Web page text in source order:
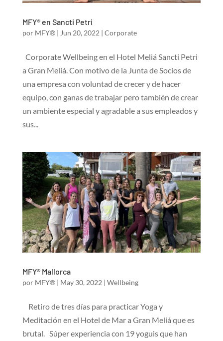
MFY® en Sancti Petri
por MFY®| Jun 20, 2022 | Corporate
Corporate Wellbeing en el Hotel Meliá Sancti Petri
a Gran Meliá. Con motivo de la Junta de Socios de
una empresa con voluntad de crecer y de hacer
equipo, con ganas de trabajar pero también de crear
un ambiente especial y agradable a sus empleados y
sus...
MFY® Mallorca
por MFY®| May 30, 2022 | Wellbeing
Retiro de tres días para practicar Yoga y
Meditación en el Hotel de Mar a Gran Meliá que es
brutal. Súper experiencia con 19 yoguis que han